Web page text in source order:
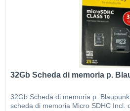
32Gb Scheda di memoria p.
32Gb Scheda di memoria p.
scheda di memoria Micro SDHC Incl.